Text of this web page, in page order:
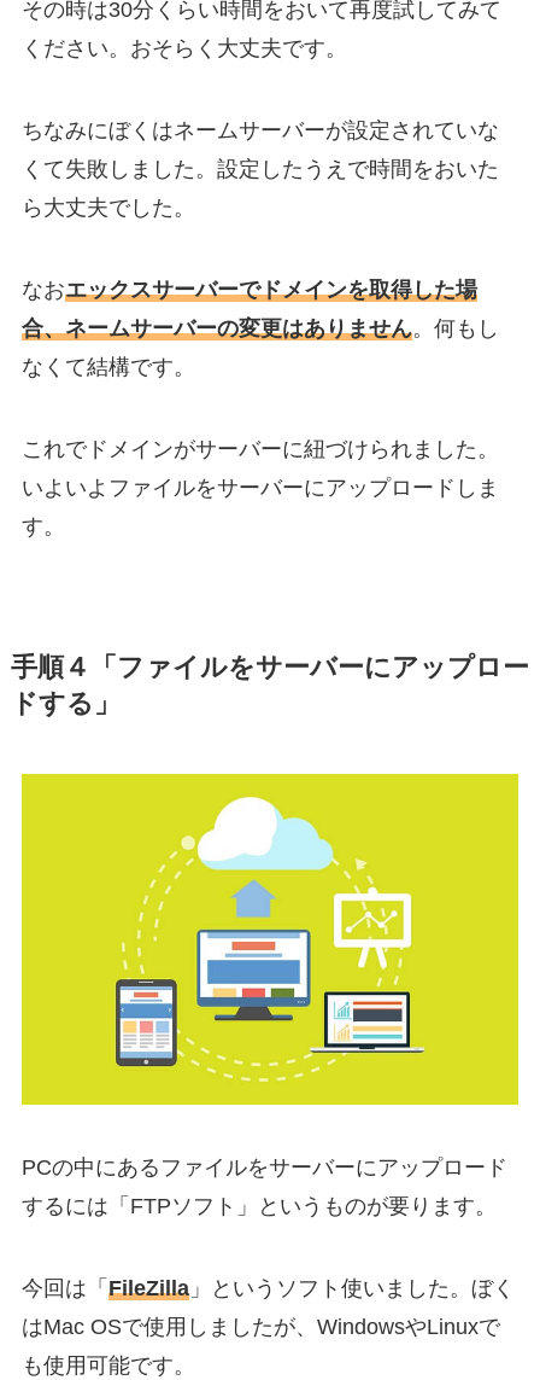
その時は30分くらい時間をおいて再度試してみて
ください。おそらく大丈夫です。
ちなみにぼくはネームサーバーが設定されていな
くて失敗しました。設定したうえで時間をおいた
ら大丈夫でした。
なおエックスサーバーでドメインを取得した場
合、ネームサーバーの変更はありません。何もし
なくて結構です。
これでドメインがサーバーに紐づけられました。
いよいよファイルをサーバーにアップロードしま
す。
手順４「ファイルをサーバーにアップロー
ドする」
PCの中にあるファイルをサーバーにアップロード
するには「FTPソフト」というものが要ります。
今回は「 FileZilla」というソフト使いました。ぼく
はMac OSで使用しましたが、WindowsやLinuxで
も使用可能です。